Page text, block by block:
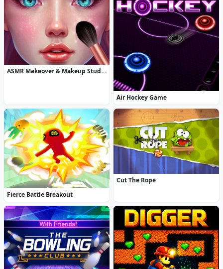
ASMR Makeover & Makeup Studio
Air Hockey Game
Fierce Battle Breakout
Cut The Rope